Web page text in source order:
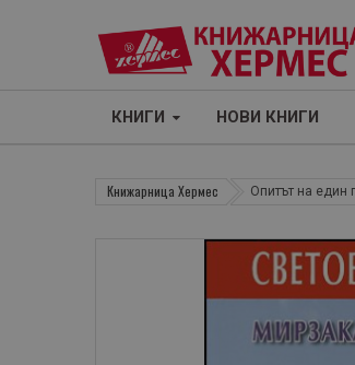
КНИГИ НОВИ КНИГИ
Книжарница Хермес Опитът на един